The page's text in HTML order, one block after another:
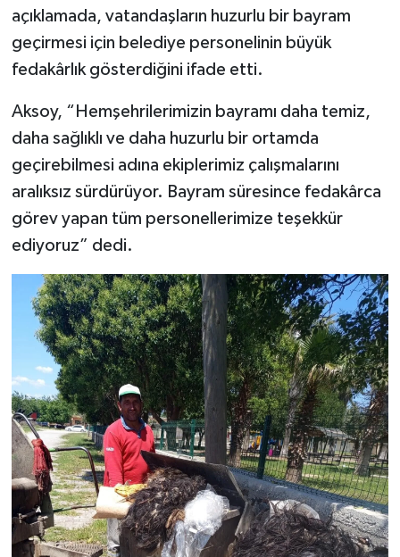
açıklamada, vatandaşların huzurlu bir bayram
geçirmesi için belediye personelinin büyük
fedakârlık gösterdiğini ifade etti.
Aksoy, “Hemşehrilerimizin bayramı daha temiz,
daha sağlıklı ve daha huzurlu bir ortamda
geçirebilmesi adına ekiplerimiz çalışmalarını
aralıksız sürdürüyor. Bayram süresince fedakârca
görev yapan tüm personellerimize teşekkür
ediyoruz” dedi.